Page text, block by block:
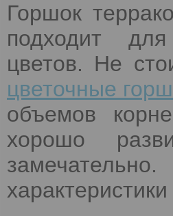
Горшок
подходит
цветов. Не
цветочные
объемов
хорошо